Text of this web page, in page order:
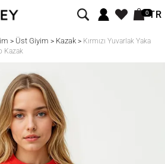
0TR
> Üst Giyim > Kazak> Kırmızı Yuvarlak Yaka
Kazak